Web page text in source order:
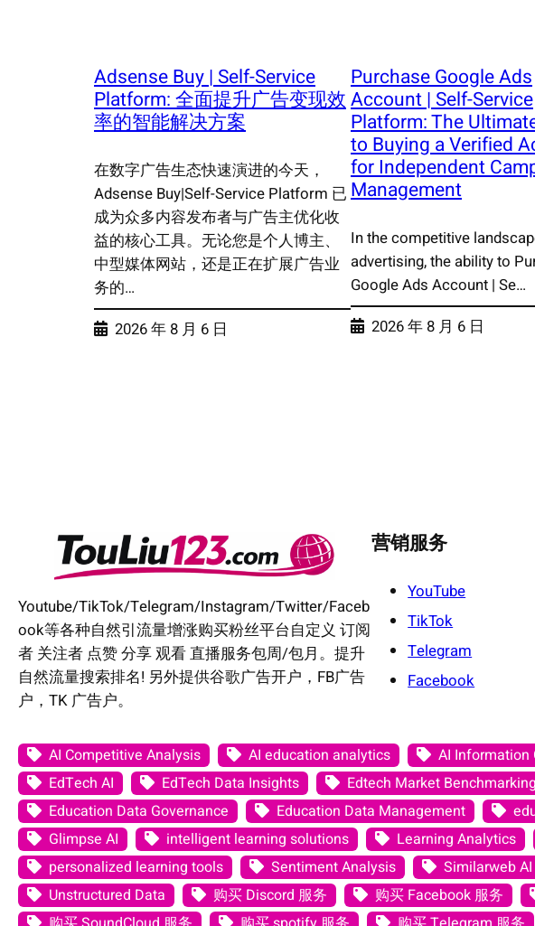
Adsense Buy | Self-Service
Platform: 全面提升广告变现效
率的智能解决方案
在数字广告生态快速演进的今天，
Adsense Buy|Self-Service Platform 已
成为众多内容发布者与广告主优化收
益的核心工具。无论您是个人博主、
中型媒体网站，还是正在扩展广告业
务的…
2026 年 8 月 6 日
Purchase Google Ads
Account | Self-Service
Platform: The
to Buying a Verified
for Independent
Management
In the competitive
advertising, the ability to
Google Ads Account | Se…
2026 年 8 月 6 日
Youtube/TikTok/Telegram/Instagram/Twitter/Faceb
ook等各种自然引流量增涨购买粉丝平台自定义 订阅
者 关注者 点赞 分享 观看 直播服务包周/包月。提升
自然流量搜索排名! 另外提供谷歌广告开户，FB广告
户，TK 广告户。
营销服务
YouTube
TikTok
Telegram
Facebook
AI Competitive Analysis AI education analytics AI Information
EdTech AI
EdTech Data Insights Edtech Market Benchmarking
Education Data Governance
Education Data Management
Glimpse AI
intelligent learning solutions Learning Analytics
personalized learning tools
Sentiment Analysis Similarweb
Unstructured Data
购买 Discord 服务 购买 Facebook 服务